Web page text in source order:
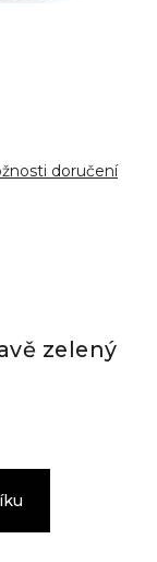
doručení
zelený